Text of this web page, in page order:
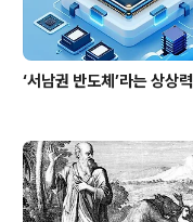
‘서남권 반도체’라는 상상력